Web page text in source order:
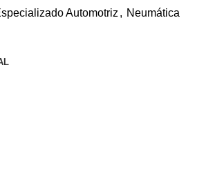
Automotriz , Neumática